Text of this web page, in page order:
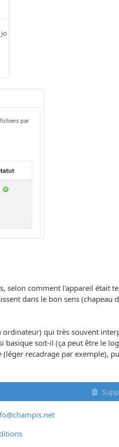
selon comment l'appareil était
dans le bon sens
qui très souvent
soit-il (ça peut être le
recadrage par exemple),